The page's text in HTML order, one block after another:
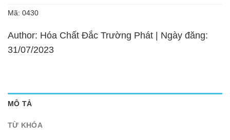
Mã: 0430
Author: Hóa Chất Đắc Trường Phát | Ngày đăng:
31/07/2023
MÔ TẢ
TỪ KHÓA